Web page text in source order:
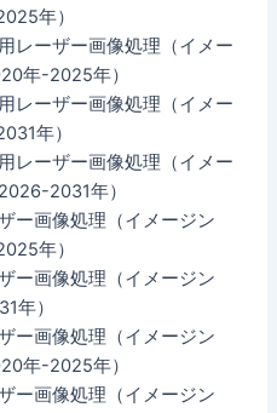
年）
レーザー画像処理（イメー
年-2025年）
レーザー画像処理（イメー
年）
レーザー画像処理（イメー
2031年）
ー画像処理（イメージン
年）
ー画像処理（イメージン
年）
ー画像処理（イメージン
年-2025年）
ー画像処理（イメージン